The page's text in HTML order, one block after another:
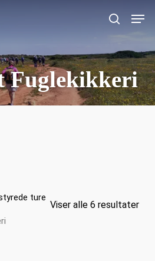
Søg
Fuglekikkeri
Viser alle 6 resultater
ture